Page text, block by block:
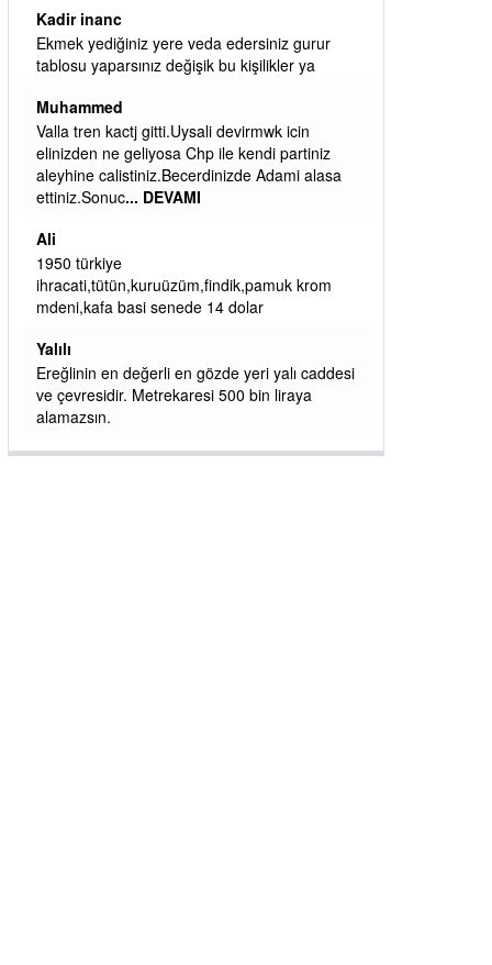
ibrahim yalçınkaya
qaasvalt kansorejen madde mahalle aralarında
asvalt döke döke kaldırımlar ana yoldan
basacak ma... DEVAMI
ibrahim yalçınkaya
kemer mezarlık altı CİĞİRLİK deniz kenarına
giden yola gelin EREĞLİ BELEDİYESİ o
CÖBEKOĞLU
ibogemici
yaz geldi layyy layyy layy lom festivalleri
diyoruz ağacum yaz konserleri diyor
J
İşçilerin